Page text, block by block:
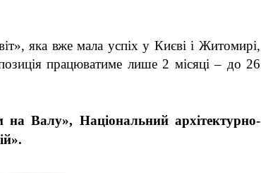
яка вже мала успіх у Києві і Житомирі,
працюватиме лише 2 місяці – до 26
на Валу», Національний архітектурно-